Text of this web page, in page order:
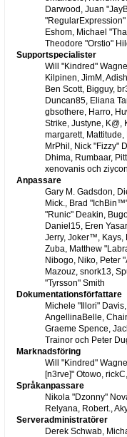
Darwood, Juan
Eshom, Michael
Theodore "Orstio"
Supportspecialister
Will "Kindred"
Kilpinen, JimM,
Ben Scott, Bigguy,
Duncan85, Eliana
gbsothere, Harro,
Strike, Justyne, K@,
margarett,
MrPhil, Nick "Fizzy"
Dhima, Rumbaar,
xenovanis och ziycon
Anpassare
Gary M. Gadsdon,
Mick., Brad
"Runic" Deakin,
Daniel15, Eren
Jerry, Joker™, Kays,
Zuba, Matthew
Nibogo, Niko, Peter
Mazouz, snork13,
"Tyrsson" Smith
Dokumentationsförfattare
Michele "Illori"
AngellinaBelle,
Graeme Spence,
Trainor och Peter
Marknadsföring
Will "Kindred"
[n3rve]" Otowo,
Språkanpassare
Nikola "Dzonny"
Relyana, Robert.,
Serveradministratörer
Derek Schwab,